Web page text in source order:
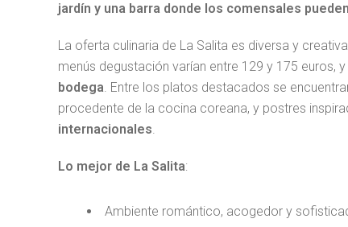
jardín y una barra donde los comensales
La oferta culinaria de La Salita es diversa y
menús degustación varían entre 129 y 175 euros, y
bodega. Entre los platos destacados se
procedente de la cocina coreana, y postres
internacionales.
Lo mejor de La Salita:
Ambiente romántico, acogedor y